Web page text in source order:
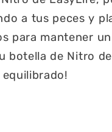
a tus peces y
para mantener
botella de Nitro